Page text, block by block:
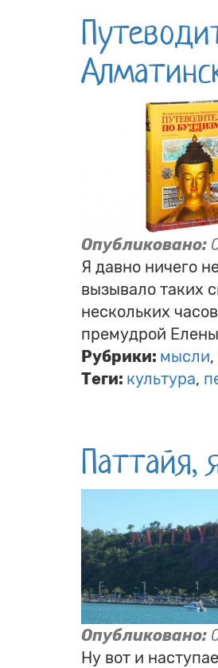
Опубликовано:
Я давно ничего
вызывало таких
нескольких
премудрой
Рубрики: мысли
Теги: культура
Паттайя,
Опубликовано:
Ну вот и